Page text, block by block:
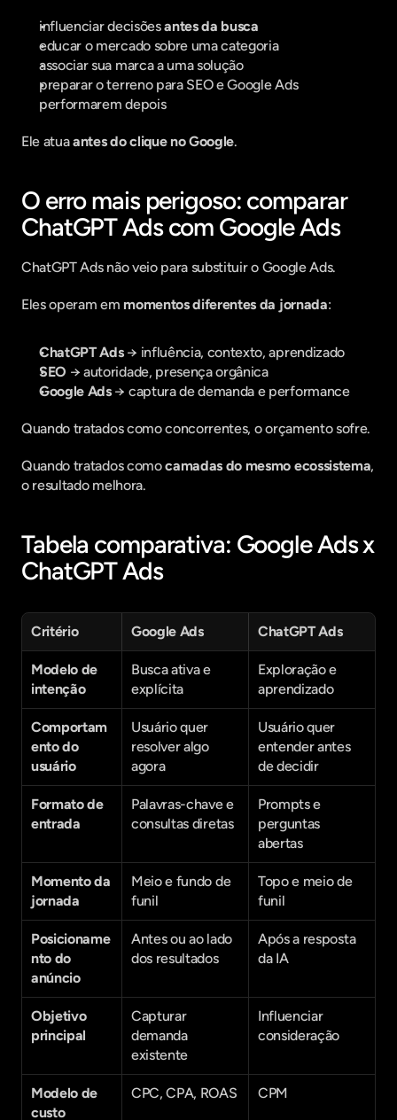
influenciar decisões antes da busca
educar o mercado sobre uma categoria
associar sua marca a uma solução
preparar o terreno para SEO e Google Ads
performarem depois
Ele atua antes do clique no Google.
O erro mais perigoso: comparar
ChatGPT Ads com Google Ads
ChatGPT Ads não veio para substituir o Google Ads.
Eles operam em momentos diferentes da jornada:
ChatGPT Ads → influência, contexto, aprendizado
SEO → autoridade, presença orgânica
Google Ads → captura de demanda e performance
Quando tratados como concorrentes, o orçamento sofre.
Quando tratados como camadas do mesmo ecossistema,
o resultado melhora.
Tabela comparativa: Google Ads x
ChatGPT Ads
Critério Google Ads ChatGPT Ads
Modelo de
intenção
Busca ativa e
explícita
Exploração e
aprendizado
Comportam
ento do
usuário
Usuário quer
resolver algo
agora
Usuário quer
entender antes
de decidir
Formato de
entrada
Palavras-chave e
consultas diretas
Prompts e
perguntas
abertas
Momento da
jornada
Meio e fundo de
funil
Topo e meio de
funil
Posicioname
nto do
anúncio
Antes ou ao lado
dos resultados
Após a resposta
da IA
Objetivo
principal
Capturar
demanda
existente
Influenciar
consideração
Modelo de
custo
CPC, CPA, ROAS CPM